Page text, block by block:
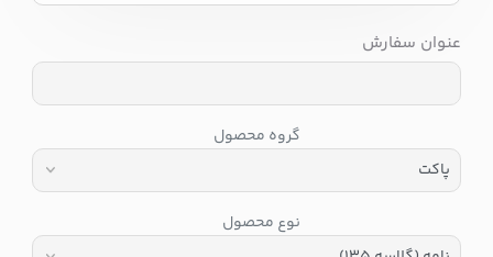
عنوان سفارش
گروه محصول
نوع محصول